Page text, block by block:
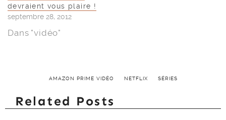
devraient vous plaire !
septembre 28, 2012
Dans "vidéo"
AMAZON PRIME VIDÉO NETFLIX SÉRIES
Related Posts